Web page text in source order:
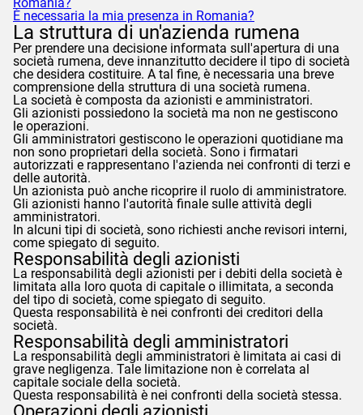
È necessaria la mia presenza in Romania?
La struttura di un'azienda rumena
Per prendere una decisione informata sull'apertura di una
società rumena, deve innanzitutto decidere il tipo di società
che desidera costituire. A tal fine, è necessaria una breve
comprensione della struttura di una società rumena.
La società è composta da azionisti e amministratori.
Gli azionisti possiedono la società ma non ne gestiscono
le operazioni.
Gli amministratori gestiscono le operazioni quotidiane ma
non sono proprietari della società. Sono i firmatari
autorizzati e rappresentano l'azienda nei confronti di terzi e
delle autorità.
Un azionista può anche ricoprire il ruolo di amministratore.
Gli azionisti hanno l'autorità finale sulle attività degli
amministratori.
In alcuni tipi di società, sono richiesti anche revisori interni,
come spiegato di seguito.
Responsabilità degli azionisti
La responsabilità degli azionisti per i debiti della società è
limitata alla loro quota di capitale o illimitata, a seconda
del tipo di società, come spiegato di seguito.
Questa responsabilità è nei confronti dei creditori della
società.
Responsabilità degli amministratori
La responsabilità degli amministratori è limitata ai casi di
grave negligenza. Tale limitazione non è correlata al
capitale sociale della società.
Questa responsabilità è nei confronti della società stessa.